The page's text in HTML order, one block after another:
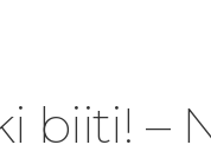
biiti! –